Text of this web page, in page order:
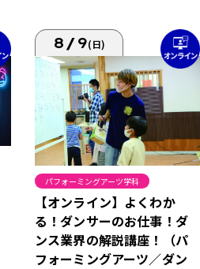
8/9(日)
パフォーミングアーツ学科
【オンライン】よくわか
る！ダンサーのお仕事！ダ
ンス業界の解説講座！（パ
フォーミングアーツ／ダン